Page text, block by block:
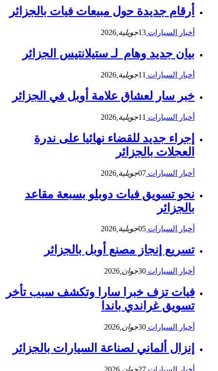
أرقام جديدة حول مبيعات فيات بالجزائر
أخبار السيارات 13جويلية, 2026
بيان جديد وهام لـ ستيلانتيس الجزائر
أخبار السيارات 11جويلية, 2026
خبر سار لعشاق علامة أوبل في الجزائر
أخبار السيارات 11جويلية, 2026
إجراء جديد للقضاء نهائيا على ندرة
العجلات بالجزائر
أخبار السيارات 07جويلية, 2026
نحو تسويق فيات دوبلو بسبعة مقاعد
بالجزائر
أخبار السيارات 05جويلية,2026
تسريع إنجاز مصنع أوبل بالجزائر
أخبار السيارات 30جوان, 2026
فيات تزف خبرا سارا وتكشف سبب تأخر
تسويق غراندي باندا
أخبار السيارات 30جوان, 2026
إنزال ألماني لصناعة السيارات بالجزائر
أخبار السيارات 27جوان, 2026